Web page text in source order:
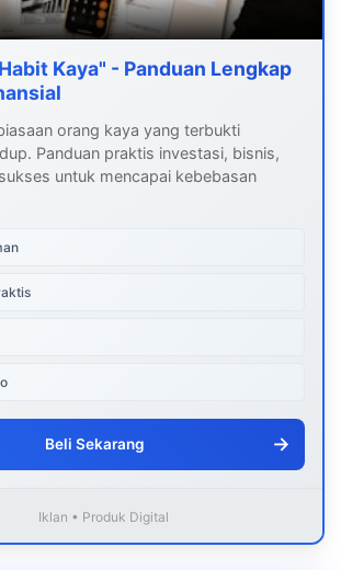
Kaya" - Panduan Lengkap
orang kaya yang terbukti
Panduan praktis investasi, bisnis,
untuk mencapai kebebasan
Beli Sekarang →
Iklan • Produk Digital